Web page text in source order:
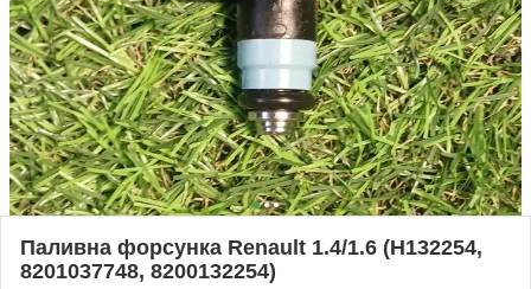
Паливна форсунка Renault 1.4/1.6 (H132254,
8201037748, 8200132254)